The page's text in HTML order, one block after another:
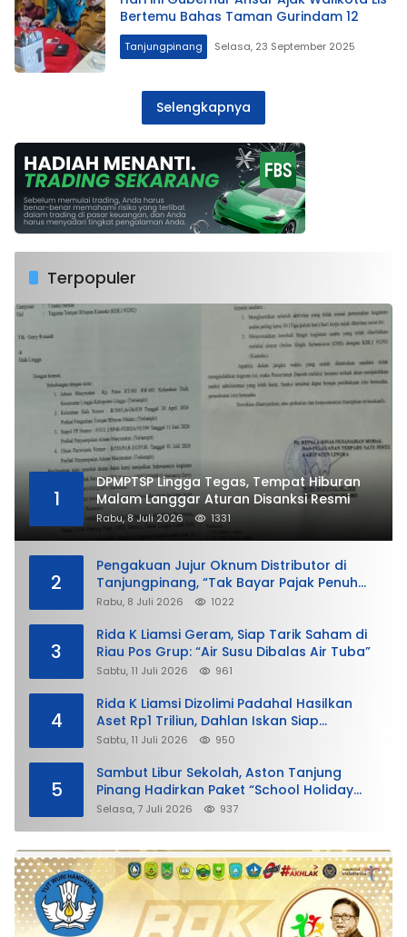
Bertemu Bahas Taman Gurindam 12
Tanjungpinang Selasa, 23 September 2025
Selengkapnya
Terpopuler
1
DPMPTSP Lingga Tegas, Tempat Hiburan
Malam Langgar Aturan Disanksi Resmi
Rabu, 8 Juli 2026 1331
2
Pengakuan Jujur Oknum Distributor di
Tanjungpinang, “Tak Bayar Pajak Penuh
demi Untung”
Rabu, 8 Juli 2026 1022
3
Rida K Liamsi Geram, Siap Tarik Saham di
Riau Pos Grup: “Air Susu Dibalas Air Tuba”
Sabtu, 11 Juli 2026 961
4
Rida K Liamsi Dizolimi Padahal Hasilkan
Aset Rp1 Triliun, Dahlan Iskan Siap
Membela
Sabtu, 11 Juli 2026 950
5
Sambut Libur Sekolah, Aston Tanjung
Pinang Hadirkan Paket “School Holiday
Getaway”
Selasa, 7 Juli 2026 937